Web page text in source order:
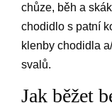
chůze, běh a
chodidlo s patní
klenby chodidla
svalů.
Jak běžet